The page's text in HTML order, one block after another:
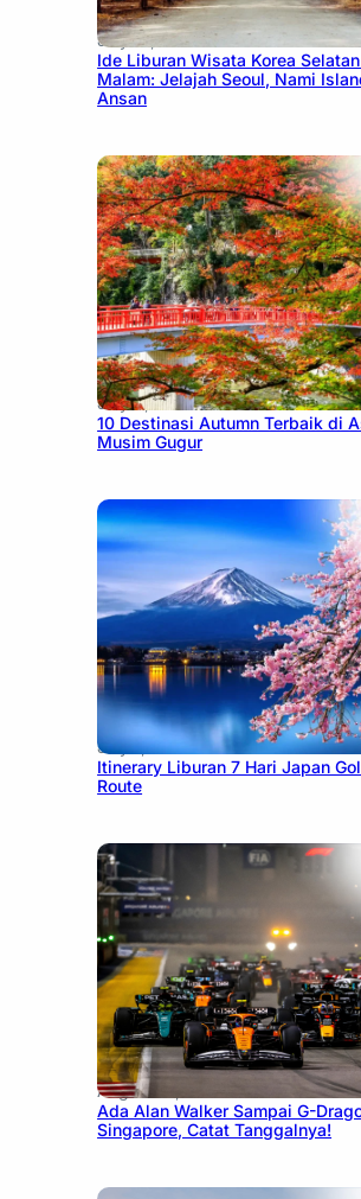
July 15, 2026
Ide Liburan Wisata Korea
Malam: Jelajah Seoul, Nami
Ansan
July 9, 2026
10 Destinasi Autumn Terbaik di
Musim Gugur
July 7, 2026
Itinerary Liburan 7 Hari Japan
Route
August 13, 2025
Ada Alan Walker Sampai G-
Singapore, Catat Tanggalnya!